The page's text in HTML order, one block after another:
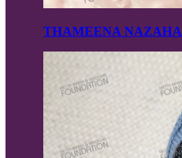
THAMEENA NAZAHA